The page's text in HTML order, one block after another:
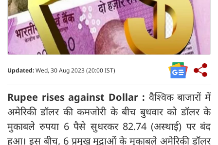
Updated:Wed, 30 Aug 2023 (20:00 IST)
Rupee rises against Dollar : वैश्विक बाजारों में
अमेरिकी डॉलर की कमजोरी के बीच बुधवार को डॉलर के
मुकाबले रुपया 6 पैसे सुधरकर 82.74 (अस्थाई) पर बंद
हुआ। इस बीच, 6 प्रमुख मुद्राओं के मुकाबले अमेरिकी डॉलर